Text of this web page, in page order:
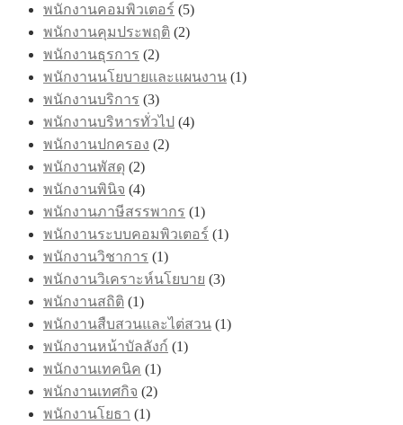
พนักงานคอมพิวเตอร์ (5)
พนักงานคุมประพฤติ (2)
พนักงานธุรการ (2)
พนักงานนโยบายและแผนงาน (1)
พนักงานบริการ (3)
พนักงานบริหารทั่วไป (4)
พนักงานปกครอง (2)
พนักงานพัสดุ (2)
พนักงานพินิจ (4)
พนักงานภาษีสรรพากร (1)
พนักงานระบบคอมพิวเตอร์ (1)
พนักงานวิชาการ (1)
พนักงานวิเคราะห์นโยบาย (3)
พนักงานสถิติ (1)
พนักงานสืบสวนและไต่สวน (1)
พนักงานหน้าบัลลังก์ (1)
พนักงานเทคนิค (1)
พนักงานเทศกิจ (2)
พนักงานโยธา (1)